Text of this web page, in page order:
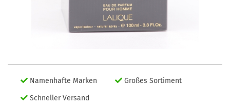
Namenhafte Marken
Großes Sortiment
Schneller Versand